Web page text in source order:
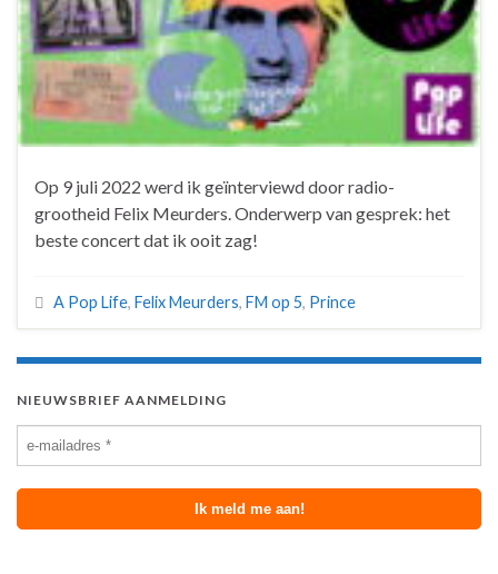
Op 9 juli 2022 werd ik geïnterviewd door radio-
grootheid Felix Meurders. Onderwerp van gesprek: het
beste concert dat ik ooit zag!
A Pop Life, Felix Meurders, FM op 5, Prince
NIEUWSBRIEF AANMELDING